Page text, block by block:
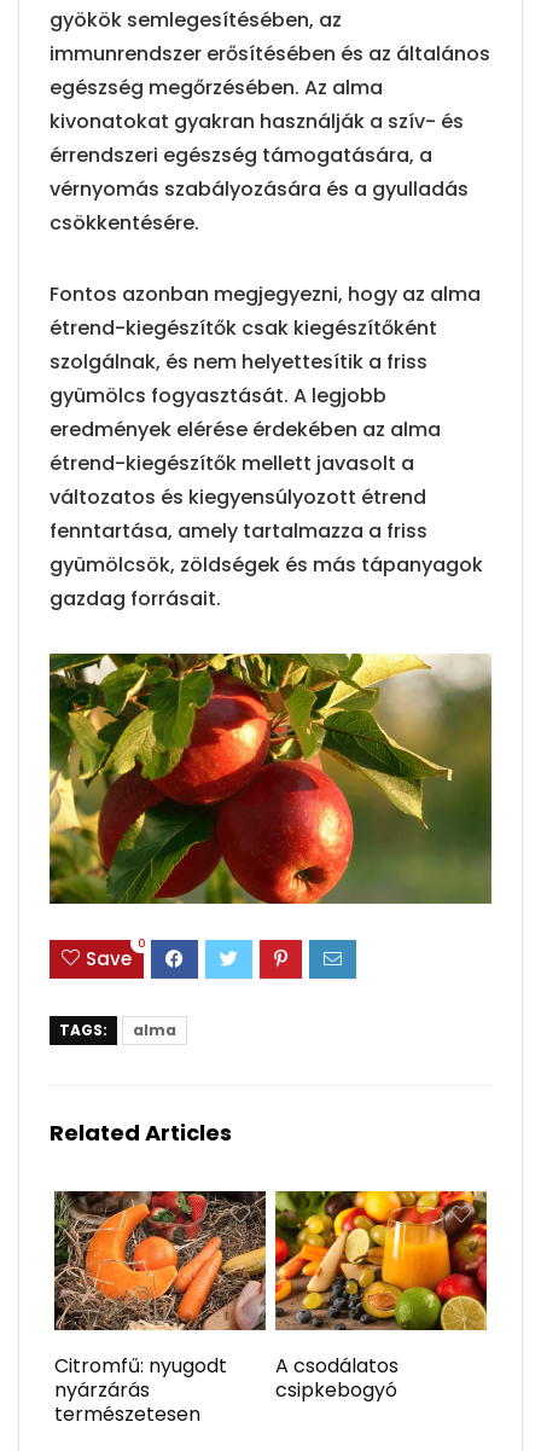
gyökök semlegesítésében, az
immunrendszer erősítésében és az általános
egészség megőrzésében. Az alma
kivonatokat gyakran használják a szív- és
érrendszeri egészség támogatására, a
vérnyomás szabályozására és a gyulladás
csökkentésére.
Fontos azonban megjegyezni, hogy az alma
étrend-kiegészítők csak kiegészítőként
szolgálnak, és nem helyettesítik a friss
gyümölcs fogyasztását. A legjobb
eredmények elérése érdekében az alma
étrend-kiegészítők mellett javasolt a
változatos és kiegyensúlyozott étrend
fenntartása, amely tartalmazza a friss
gyümölcsök, zöldségek és más tápanyagok
gazdag forrásait.
Save
0
TAGS: alma
Related Articles
Citromfű: nyugodt
nyárzárás
természetesen
A csodálatos
csipkebogyó